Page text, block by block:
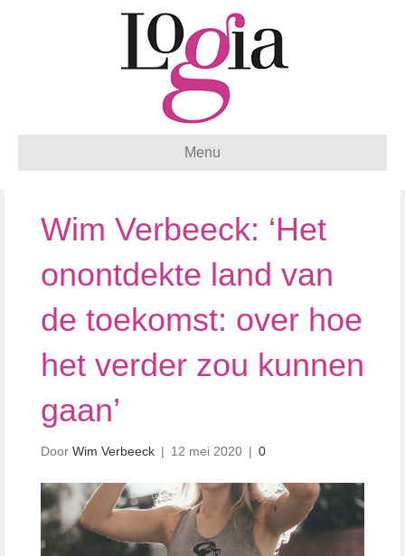
Menu
Wim Verbeeck: ‘Het
onontdekte land van
de toekomst: over hoe
het verder zou kunnen
gaan’
Door Wim Verbeeck | 12 mei 2020 | 0